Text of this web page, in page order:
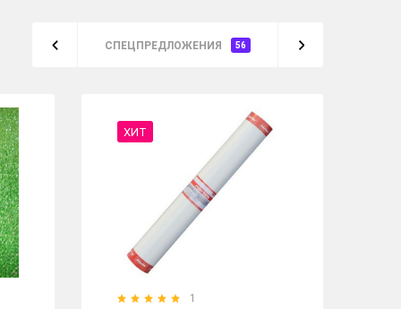
СПЕЦПРЕДЛОЖЕНИЯ 56
ХИТ
1